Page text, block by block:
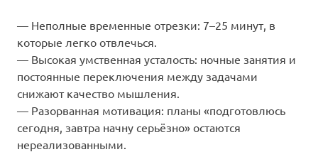
— Неполные временные отрезки: 7–25 минут, в
которые легко отвлечься.
— Высокая умственная усталость: ночные занятия и
постоянные переключения между задачами
снижают качество мышления.
— Разорванная мотивация: планы «подготовлюсь
сегодня, завтра начну серьёзно» остаются
нереализованными.